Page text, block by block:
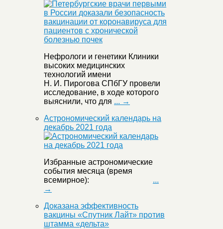
Нефрологи и генетики Клиники
высоких медицинских
технологий имени
Н. И. Пирогова СПбГУ провели
исследование, в ходе которого
выяснили, что для ... →
Астрономический календарь на
декабрь 2021 года
Избранные астрономические
события месяца (время
всемирное): ...
→
Доказана эффективность
вакцины «Спутник Лайт» против
штамма «дельта»